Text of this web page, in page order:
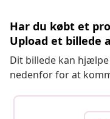
Har du købt et
Upload et billede
Dit billede kan
nedenfor for at